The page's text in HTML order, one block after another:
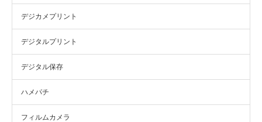
デジカメプリント
デジタルプリント
デジタル保存
ハメパチ
フィルムカメラ